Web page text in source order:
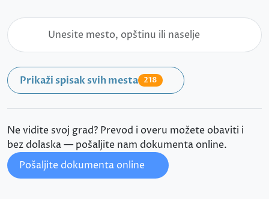
Prikaži spisak svih mesta 218
Ne vidite svoj grad? Prevod i overu možete obaviti i
bez dolaska — pošaljite nam dokumenta online.
Pošaljite dokumenta online